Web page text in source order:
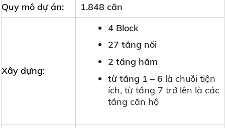
Quy mô dự án:
1.848 căn
Xây dựng:
4 Block
27 tầng nổi
2 tầng hầm
từ tầng 1 – 6 là chuỗi tiện
ích, từ tầng 7 trở lên là các
tầng căn hộ